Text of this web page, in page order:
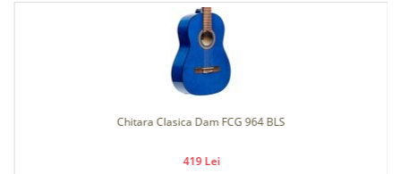
Chitara Clasica Dam FCG 964 BLS
419 Lei